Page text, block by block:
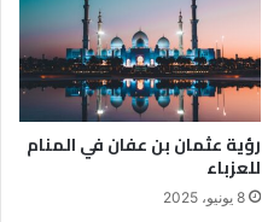
رؤية عثمان بن عفان في المنام
للعزباء
8 يونيو، 2025